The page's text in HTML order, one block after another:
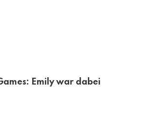
Emily war dabei